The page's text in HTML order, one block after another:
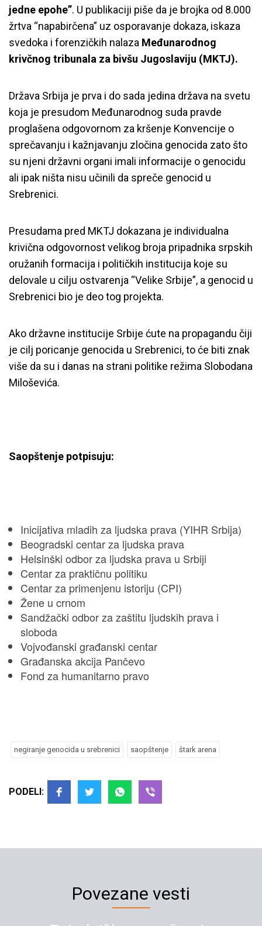
jedne epohe”. U publikaciji piše da je brojka od 8.000
žrtva “napabirčena” uz osporavanje dokaza, iskaza
svedoka i forenzičkih nalaza Međunarodnog
krivčnog tribunala za bivšu Jugoslaviju (MKTJ).
Država Srbija je prva i do sada jedina država na svetu
koja je presudom Međunarodnog suda pravde
proglašena odgovornom za kršenje Konvencije o
sprečavanju i kažnjavanju zločina genocida zato što
su njeni državni organi imali informacije o genocidu
ali ipak ništa nisu učinili da spreče genocid u
Srebrenici.
Presudama pred MKTJ dokazana je individualna
krivična odgovornost velikog broja pripadnika srpskih
oružanih formacija i političkih institucija koje su
delovale u cilju ostvarenja “Velike Srbije”, a genocid u
Srebrenici bio je deo tog projekta.
Ako državne institucije Srbije ćute na propagandu čiji
je cilj poricanje genocida u Srebrenici, to će biti znak
više da su i danas na strani politike režima Slobodana
Miloševića.
Saopštenje potpisuju:
Inicijativa mladih za ljudska prava (YIHR Srbija)
Beogradski centar za ljudska prava
Helsinški odbor za ljudska prava u Srbiji
Centar za praktičnu politiku
Centar za primenjenu istoriju (CPI)
Žene u crnom
Sandžački odbor za zaštitu ljudskih prava i
sloboda
Vojvođanski građanski centar
Građanska akcija Pančevo
Fond za humanitarno pravo
negiranje genocida u srebrenici saopštenje štark arena
PODELI:
Povezane vesti